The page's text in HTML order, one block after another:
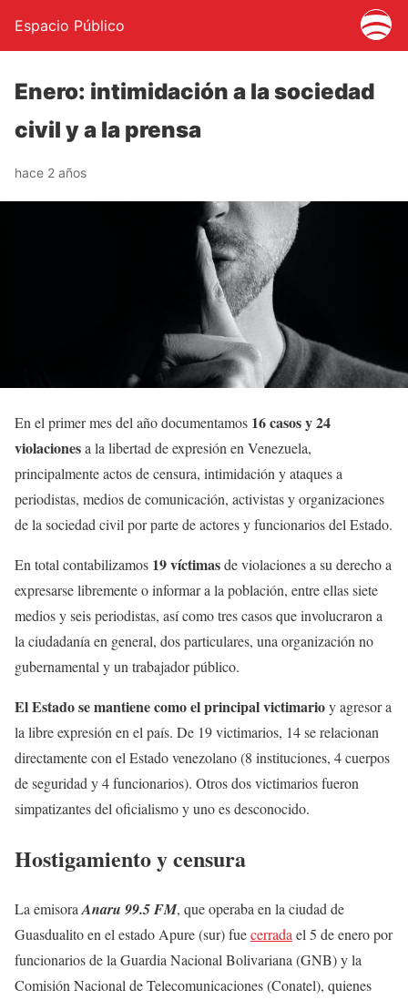
Espacio Público
Enero: intimidación a la sociedad
civil y a la prensa
hace 2 años
En el primer mes del año documentamos 16 casos y 24
violacionesa la libertad de expresión en Venezuela,
principalmente actos de censura, intimidación y ataques a
periodistas, medios de comunicación, activistas y organizaciones
de la sociedad civil por parte de actores y funcionarios del Estado.
En total contabilizamos 19 víctimasde violaciones a su derecho a
expresarse libremente o informar a la población, entre ellas siete
medios y seis periodistas, así como tres casos que involucraron a
la ciudadanía en general, dos particulares, una organización no
gubernamental y un trabajador público.
El Estado se mantiene como el principal victimarioy agresor a
la libre expresión en el país. De 19 victimarios, 14 se relacionan
directamente con el Estado venezolano (8 instituciones, 4 cuerpos
de seguridad y 4 funcionarios). Otros dos victimarios fueron
simpatizantes del oficialismo y uno es desconocido.
Hostigamiento y censura
La emisoraAnaru 99.5 FM, que operaba en la ciudad de
Guasdualito en el estado Apure (sur) fuecerradael 5 de enero por
funcionarios de la Guardia Nacional Bolivariana (GNB) y la
Comisión Nacional de Telecomunicaciones (Conatel), quienes